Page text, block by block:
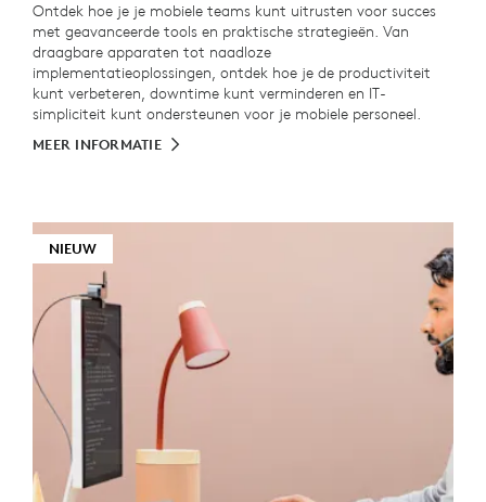
Ontdek hoe je je mobiele teams kunt uitrusten voor succes
met geavanceerde tools en praktische strategieën. Van
draagbare apparaten tot naadloze
implementatieoplossingen, ontdek hoe je de productiviteit
kunt verbeteren, downtime kunt verminderen en IT-
simpliciteit kunt ondersteunen voor je mobiele personeel.
MEER INFORMATIE
NIEUW